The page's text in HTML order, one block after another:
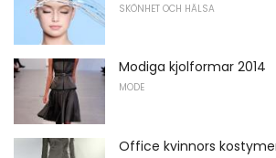
SKÖNHET OCH HÄLSA
Modiga kjolformar 2014
MODE
Office kvinnors